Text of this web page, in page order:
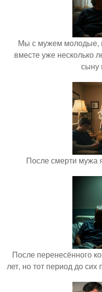
Мы с мужем молодые,
вместе уже несколько
сыну
После смерти мужа
После перенесённого
лет, но тот период до сих